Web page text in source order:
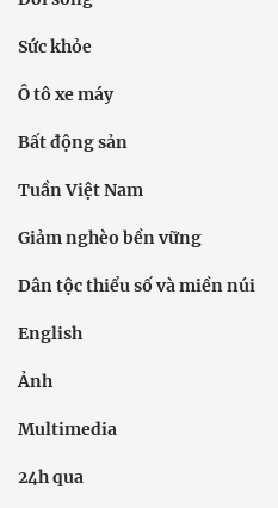
Sức khỏe
Ô tô xe máy
Bất động sản
Tuần Việt Nam
Giảm nghèo bền vững
Dân tộc thiểu số và miền núi
English
Ảnh
Multimedia
24h qua